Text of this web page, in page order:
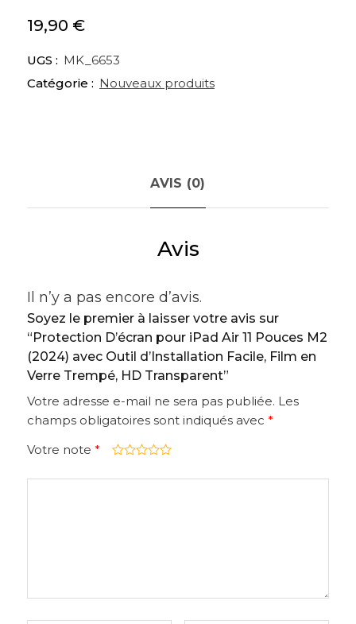
19,90 €
UGS : MK_6653
Catégorie : Nouveaux produits
AVIS (0)
Avis
Il n’y a pas encore d’avis.
Soyez le premier à laisser votre avis sur
“Protection D’écran pour iPad Air 11 Pouces M2
(2024) avec Outil d’Installation Facile, Film en
Verre Trempé, HD Transparent”
Votre adresse e-mail ne sera pas publiée. Les
champs obligatoires sont indiqués avec *
Votre note *